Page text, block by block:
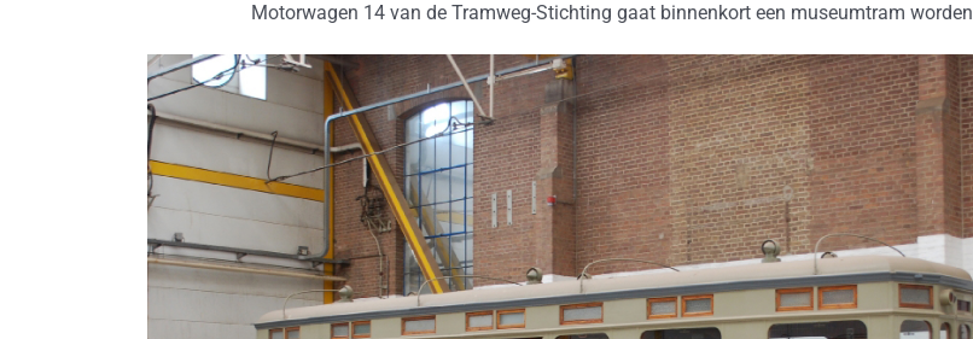
Motorwagen 14 van de Tramweg-Stichting gaat binnenkort een museumtram worden